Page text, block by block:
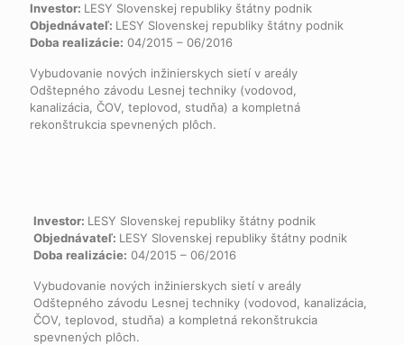
Investor: LESY Slovenskej republiky štátny podnik
Objednávateľ: LESY Slovenskej republiky štátny podnik
Doba realizácie: 04/2015 – 06/2016
Vybudovanie nových inžinierskych sietí v areály
Odštepného závodu Lesnej techniky (vodovod,
kanalizácia, ČOV, teplovod, studňa) a kompletná
rekonštrukcia spevnených plôch.
Investor: LESY Slovenskej republiky štátny podnik
Objednávateľ: LESY Slovenskej republiky štátny podnik
Doba realizácie: 04/2015 – 06/2016
Vybudovanie nových inžinierskych sietí v areály
Odštepného závodu Lesnej techniky (vodovod, kanalizácia,
ČOV, teplovod, studňa) a kompletná rekonštrukcia
spevnených plôch.